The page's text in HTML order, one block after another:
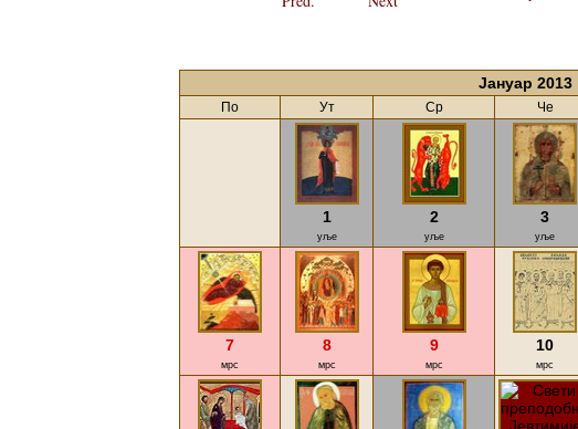
Јануар 2013
По Ут Ср Че
1
уље
2
уље
3
уље
7
мрс
8
мрс
9
мрс
10
мрс